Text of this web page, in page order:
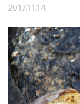
2017.11.14